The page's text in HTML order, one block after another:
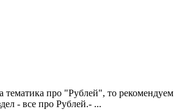
тематика про "Рублей", то рекомендуем
- все про Рублей.- ...